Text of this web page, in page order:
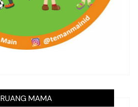
RUANG MAMA